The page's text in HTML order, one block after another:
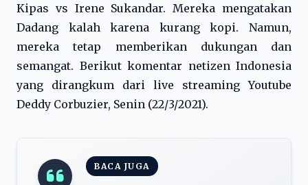
Kipas vs Irene Sukandar. Mereka mengatakan
Dadang kalah karena kurang kopi. Namun,
mereka tetap memberikan dukungan dan
semangat. Berikut komentar netizen Indonesia
yang dirangkum dari live streaming Youtube
Deddy Corbuzier, Senin (22/3/2021).
BACA JUGA